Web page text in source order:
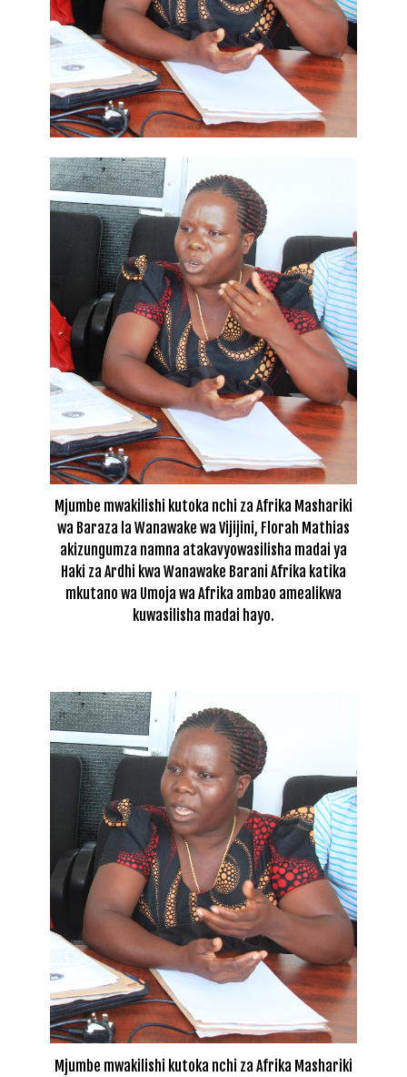
Mjumbe mwakilishi kutoka nchi za Afrika Mashariki
wa Baraza la Wanawake wa Vijijini, Florah Mathias
akizungumza namna atakavyowasilisha madai ya
Haki za Ardhi kwa Wanawake Barani Afrika katika
mkutano wa Umoja wa Afrika ambao amealikwa
kuwasilisha madai hayo.
Mjumbe mwakilishi kutoka nchi za Afrika Mashariki